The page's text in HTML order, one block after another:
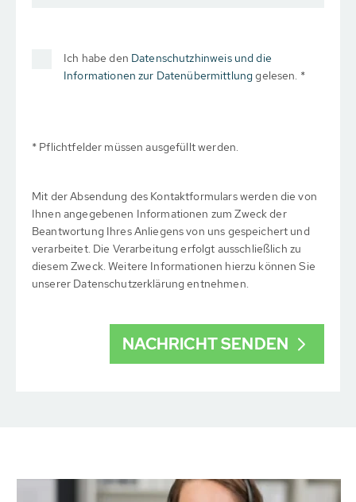
Ich habe den Datenschutzhinweis und die
Informationen zur Datenübermittlunggelesen. *
* Pflichtfelder müssen ausgefüllt werden.
Mit der Absendung des Kontaktformulars werden die von
Ihnen angegebenen Informationen zum Zweck der
Beantwortung Ihres Anliegens von uns gespeichert und
verarbeitet. Die Verarbeitung erfolgt ausschließlich zu
diesem Zweck. Weitere Informationen hierzu können Sie
unserer Datenschutzerklärung entnehmen.